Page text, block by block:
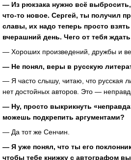
— Из рюкзака нужно всё
что-то новое. Сергей, ты получил
славы, их надо теперь просто
вчерашний день. Чего от тебя
— Хороших произведений, дружбы и
— Не понял, веры в русскую
— Я часто слышу, читаю, что русская
нет достойных авторов. Это —
— Ну, просто выкрикнуть
можешь подкрепить аргументами?
— Да тот же Сенчин.
— Я уже понял, что ты его
чтобы тебе книжку с автографом